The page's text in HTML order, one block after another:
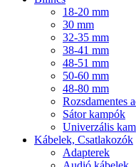
18-20 mm
30 mm
32-35 mm
38-41 mm
48-51 mm
50-60 mm
48-80 mm
Rozsdamentes
Sátor kampók
Univerzális
Kábelek, Csatlakozók
Adapterek